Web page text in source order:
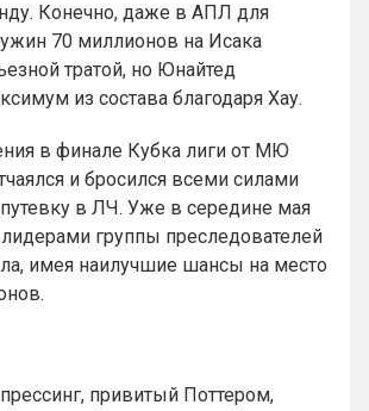
Конечно, даже в АПЛ для
70 миллионов на Исака
тратой, но Юнайтед
из состава благодаря Хау.
в финале Кубка лиги от МЮ
и бросился всеми силами
в ЛЧ. Уже в середине мая
группы преследователей
имея наилучшие шансы на место
привитый Поттером,